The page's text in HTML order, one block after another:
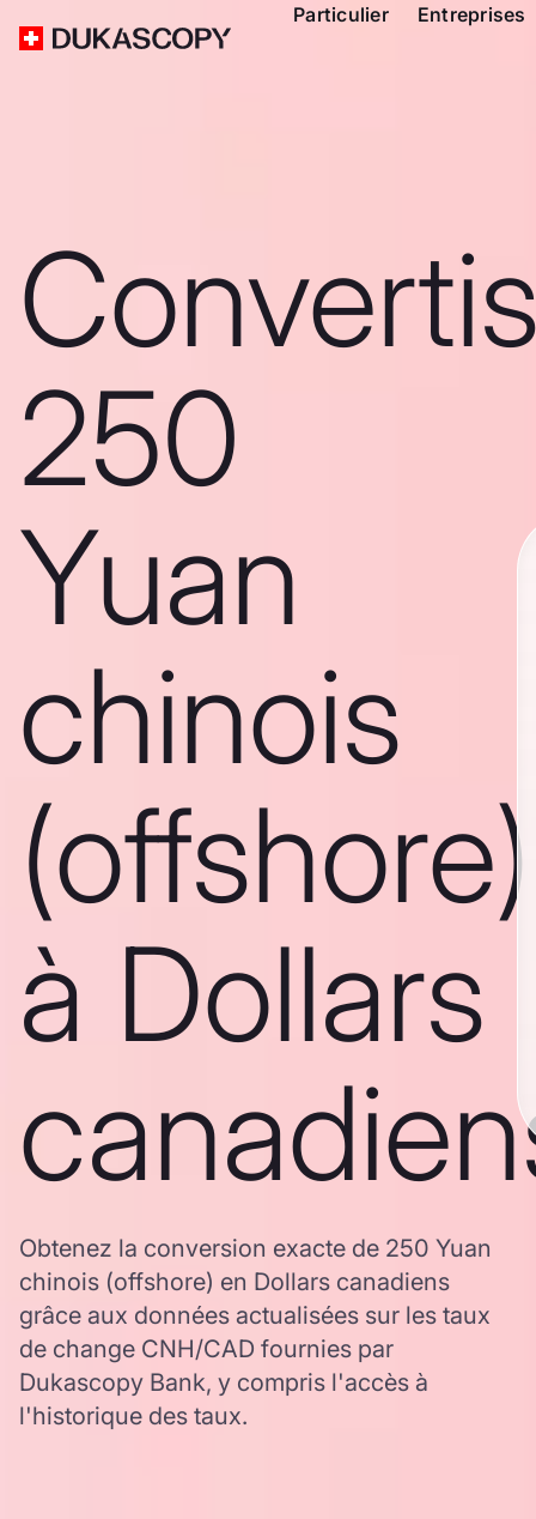
Particulier Entreprises
250
Yuan
chinois
(offshore)
à Dollars
Obtenez la conversion exacte de 250 Yuan
chinois (offshore) en Dollars canadiens
grâce aux données actualisées sur les taux
de change CNH/CAD fournies par
Dukascopy Bank, y compris l'accès à
l'historique des taux.